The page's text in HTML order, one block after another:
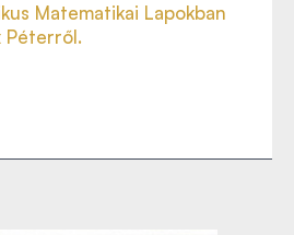
Matematikai Lapokban
Péterről.